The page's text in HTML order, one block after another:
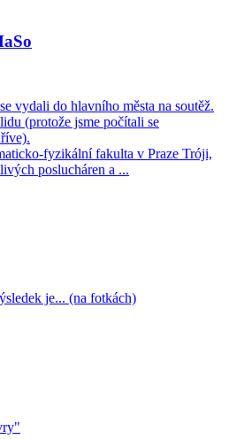
vydali do hlavního města na soutěž.
(protože jsme počítali se
fyzikální fakulta v Praze Tróji,
poslucháren a ...
je... (na fotkách)